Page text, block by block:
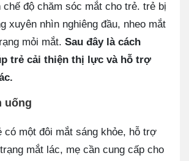
chế độ chăm sóc mắt cho trẻ. trẻ bị
xuyên nhìn nghiêng đầu, nheo mắt
mỏi mắt. Sau đây là cách
trẻ cải thiện thị lực và hỗ trợ
uống
một đôi mắt sáng khỏe, hỗ trợ
mắt lác, mẹ cần cung cấp cho